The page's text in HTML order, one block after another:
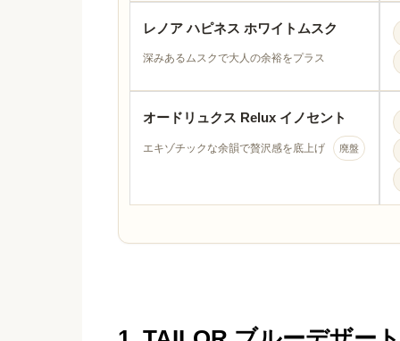
レノア ハピネス ホワイトムスク
深みあるムスクで大人の余裕をプラス
オードリュクス Relux イノセント
エキゾチックな余韻で贅沢感を底上げ 廃盤